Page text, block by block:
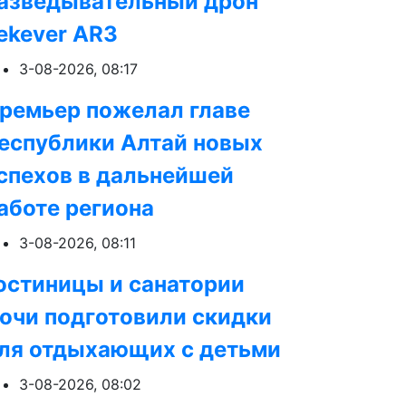
AR3
3-08-2026, 08:17
пожелал главе
Алтай новых
в дальнейшей
региона
3-08-2026, 08:11
и санатории
подготовили скидки
отдыхающих с детьми
3-08-2026, 08:02